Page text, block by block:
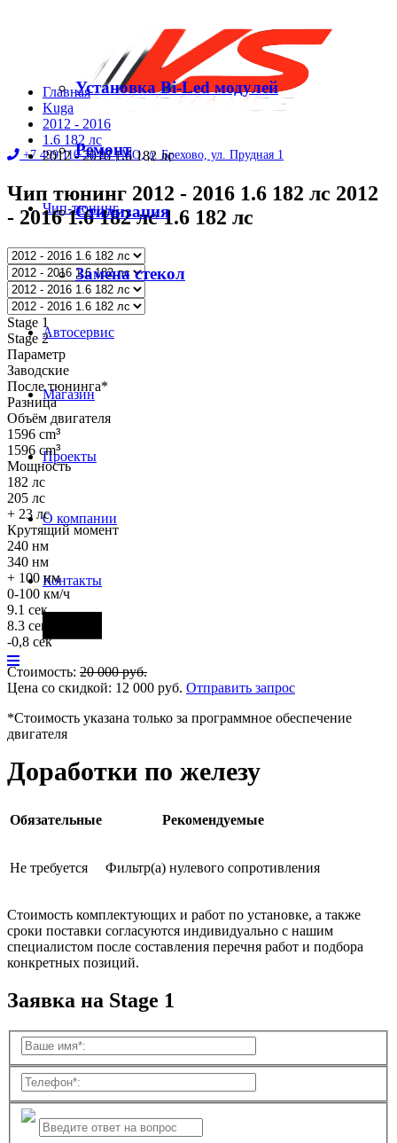
+7 499 110 31 27 |МО, д. Брехово, ул. Прудная 1
Чип-тюнинг
Диностенд
Автосервис
Магазин
Проекты
О компании
Контакты
Установка Bi-Led модулей
Ремонт
Стилизация
Замена стекол
Главная
Kuga
2012 - 2016
1.6 182 лс
2012 - 2016 1.6 182 лс
Чип тюнинг 2012 - 2016 1.6 182 лс 2012
- 2016 1.6 182 лс 1.6 182 лс
Stage 1
Stage 2
Параметр
Заводские
После тюнинга*
Разница
Объём двигателя
1596 cm³
1596 cm³
Мощность
182 лс
205 лс
+ 23 лс
Крутящий момент
240 нм
340 нм
+ 100 нм
0-100 км/ч
9.1 сек
8.3 сек
-0,8 сек
Стоимость: 20 000руб.
Цена со скидкой: 12 000 руб. Отправить запрос
*Стоимость указана только за программное обеспечение
двигателя
Доработки по железу
Обязательные Рекомендуемые
Не требуется Фильтр(а) нулевого сопротивления
Стоимость комплектующих и работ по установке, а также
сроки поставки согласуются индивидуально с нашим
специалистом после составления перечня работ и подбора
конкретных позиций.
Заявка на Stage 1